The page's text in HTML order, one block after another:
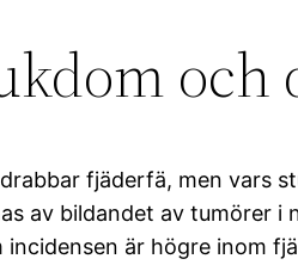
och
fjäderfä, men vars
av bildandet av tumörer
är högre inom